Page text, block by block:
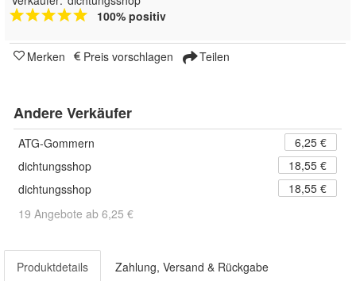
100% positiv
Merken Preis vorschlagen Teilen
Andere Verkäufer
ATG-Gommern
6,25 €
dichtungsshop
18,55 €
dichtungsshop
18,55 €
19 Angebote ab 6,25 €
Produktdetails Zahlung, Versand & Rückgabe